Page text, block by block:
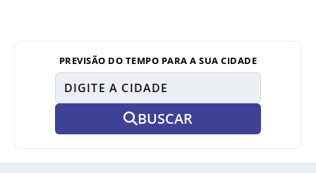
PREVISÃO DO TEMPO PARA A SUA CIDADE
BUSCAR